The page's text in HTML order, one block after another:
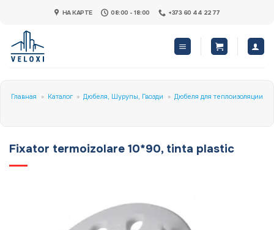
content
НА КАРТЕ 08:00 - 18:00 +373 60 44 22 77
Главная » Каталог » Дюбеля, Шурупы, Гвозди » Дюбеля для теплоизоляции
Fixator termoizolare 10*90, tinta plastic